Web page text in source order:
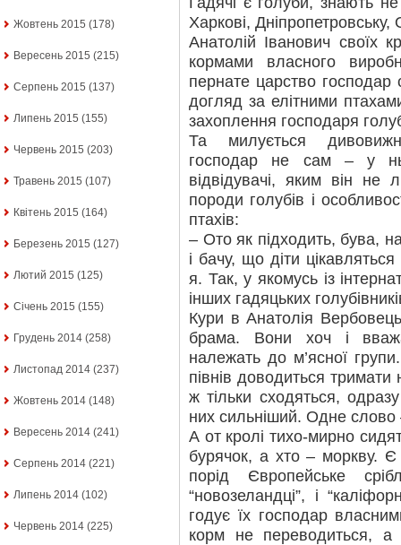
Жовтень 2015 (178)
Вересень 2015 (215)
Серпень 2015 (137)
Липень 2015 (155)
Червень 2015 (203)
Травень 2015 (107)
Квітень 2015 (164)
Березень 2015 (127)
Лютий 2015 (125)
Січень 2015 (155)
Грудень 2014 (258)
Листопад 2014 (237)
Жовтень 2014 (148)
Вересень 2014 (241)
Серпень 2014 (221)
Липень 2014 (102)
Червень 2014 (225)
Харкові,
Анатолій Іванович своїх
кормами власного
пернате царство господар
догляд за елітними
захоплення господаря
Та милується
господар не сам – у
відвідувачі, яким він не
породи голубів і
птахів:
– Ото як підходить, бува,
і бачу, що діти
я. Так, у якомусь із
інших гадяцьких
Кури в Анатолія
брама. Вони хоч і
належать до м’ясної
півнів доводиться тримати
ж тільки сходяться,
них сильніший. Одне слово
А от кролі тихо-мирно
бурячок, а хто – моркву. Є
порід Європейське
“новозеландці”, і
годує їх господар
корм не переводиться, а